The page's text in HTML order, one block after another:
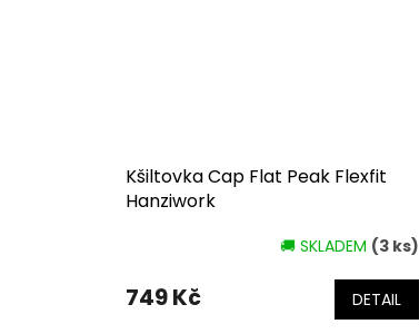
Kšiltovka Cap Flat Peak Flexfit
Hanziwork
🚚 SKLADEM (3 ks)
749 Kč DETAIL